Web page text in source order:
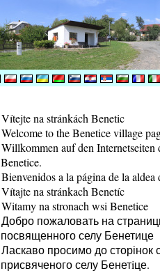
Vítejte na stránkách Benetic
Welcome to the Benetice village
Willkommen auf den Internetseiten
Benetice.
Bienvenidos a la página de la aldea
Vítajte na stránkach Benetíc
Witamy na stronach wsi Benetice
Добро пожаловать на
посвященного селу Бенетице
Ласкаво просимо до сторінок
присвяченого селу Бенетiце.